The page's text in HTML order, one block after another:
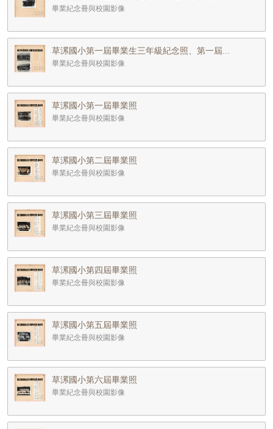
畢業紀念冊與校園影像
草漯國小第一屆畢業生三年級紀念照、第一屆...
畢業紀念冊與校園影像
草漯國小第一屆畢業照
畢業紀念冊與校園影像
草漯國小第二屆畢業照
畢業紀念冊與校園影像
草漯國小第三屆畢業照
畢業紀念冊與校園影像
草漯國小第四屆畢業照
畢業紀念冊與校園影像
草漯國小第五屆畢業照
畢業紀念冊與校園影像
草漯國小第六屆畢業照
畢業紀念冊與校園影像